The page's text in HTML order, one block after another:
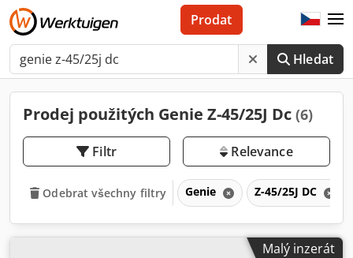
Hledat
Prodat
Prodej použitých Genie Z-45/25J Dc (6)
Filtr Relevance
Odebrat všechny filtry Genie Z-45/25J DC
Malý inzerát